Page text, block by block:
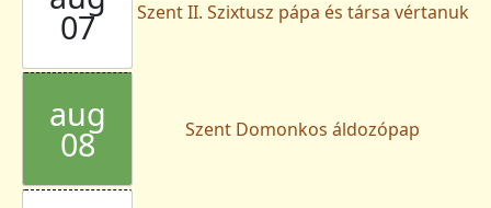
07 Szent II. Szixtusz pápa és társa vértanuk
aug
08 Szent Domonkos áldozópap